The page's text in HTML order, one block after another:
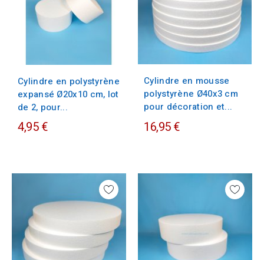
Cylindre en polystyrène
expansé Ø20x10 cm, lot
de 2, pour...
4,95 €
Cylindre en mousse
polystyrène Ø40x3 cm
pour décoration et...
16,95 €